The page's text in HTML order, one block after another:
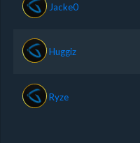
Jacke0
Huggiz
Ryze